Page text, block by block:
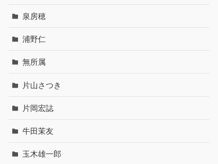
泉房穂
浦野仁
無所属
片山さつき
片岡宏誌
牛田茉友
玉木雄一郎